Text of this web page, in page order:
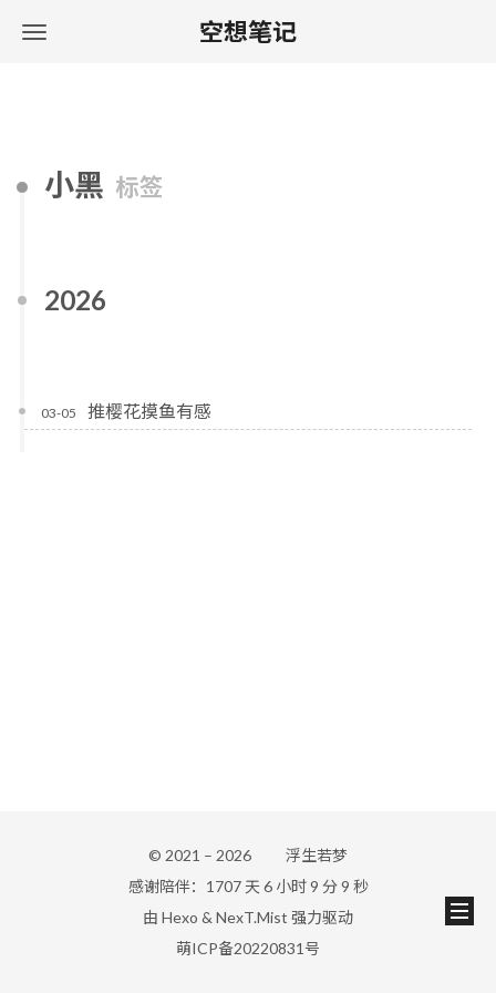
空想笔记
小黑 标签
2026
03-05 推樱花摸鱼有感
© 2021 – 2026
浮生若梦
感谢陪伴：1707 天 6 小时 9 分 9 秒
由 Hexo & NexT.Mist 强力驱动
萌ICP备20220831号